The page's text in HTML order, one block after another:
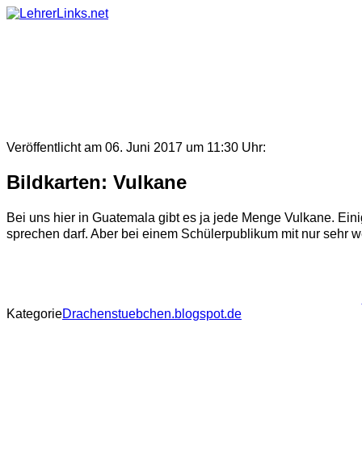
Skip
Veröffentlicht am 06. Juni 2017 um 11:30 Uhr:
Bildkarten: Vulkane
Bei uns hier in Guatemala gibt es ja jede Menge Vulkane.
sprechen darf. Aber bei einem Schülerpublikum mit nur sehr
KategorieDrachenstuebchen.blogspot.de